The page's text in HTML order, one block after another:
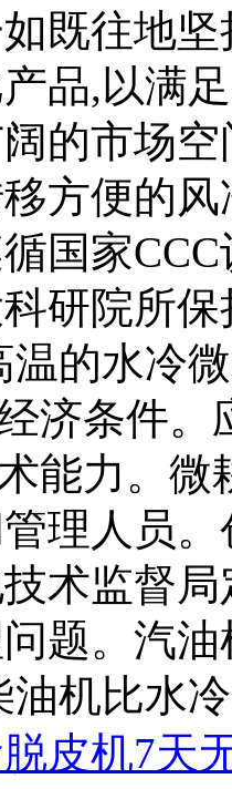
既往地
品,以满
的市场
方便的
国家
研院所
温的水冷
济条件。
能力。
理人员
术监督
题。汽
油机比水
皮机7天